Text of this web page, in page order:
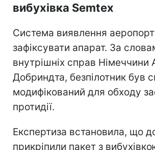
вибухівка Semtex
Система виявлення
зафіксувати апарат. За
внутрішніх справ Німеччини
Добриндта, безпілотник був
модифікований для обходу
протидії.
Експертиза встановила, що
прикріпили пакет з